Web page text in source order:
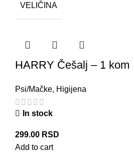
VELIČINA
HARRY Češalj – 1 kom
Psi/Mačke, Higijena
In stock
299.00 RSD
Add to cart